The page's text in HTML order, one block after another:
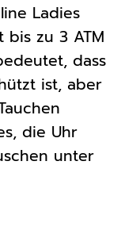
Ladies
bis zu 3 ATM
dass
ist, aber
die Uhr
unter